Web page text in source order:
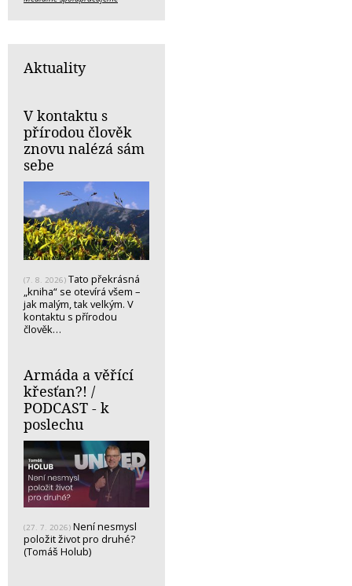
Aktuality
V kontaktu s
přírodou člověk
znovu nalézá sám
sebe
(7. 8. 2026) Tato překrásná
„kniha“ se otevírá všem –
jak malým, tak velkým. V
kontaktu s přírodou
člověk…
Armáda a věřící
křesťan?! /
PODCAST - k
poslechu
(27. 7. 2026) Není nesmysl
položit život pro druhé?
(Tomáš Holub)